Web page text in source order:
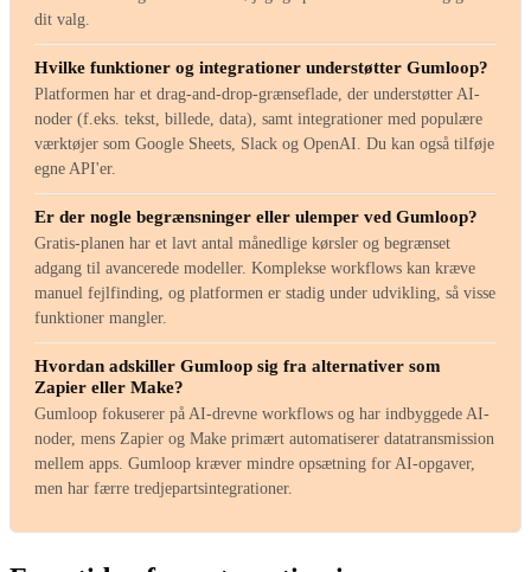
dit valg.
Hvilke funktioner og integrationer understøtter Gumloop?
Platformen har et drag-and-drop-grænseflade, der understøtter AI-
noder (f.eks. tekst, billede, data), samt integrationer med populære
værktøjer som Google Sheets, Slack og OpenAI. Du kan også tilføje
egne API'er.
Er der nogle begrænsninger eller ulemper ved Gumloop?
Gratis-planen har et lavt antal månedlige kørsler og begrænset
adgang til avancerede modeller. Komplekse workflows kan kræve
manuel fejlfinding, og platformen er stadig under udvikling, så visse
funktioner mangler.
Hvordan adskiller Gumloop sig fra alternativer som
Zapier eller Make?
Gumloop fokuserer på AI-drevne workflows og har indbyggede AI-
noder, mens Zapier og Make primært automatiserer datatransmission
mellem apps. Gumloop kræver mindre opsætning for AI-opgaver,
men har færre tredjepartsintegrationer.